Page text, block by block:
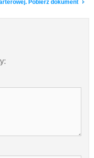
Pobierz dokument